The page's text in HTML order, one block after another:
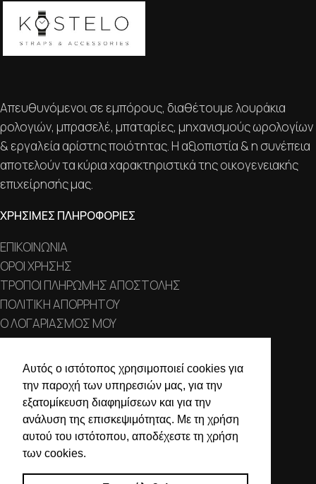
Αυτός ο ιστότοπος χρησιμοποιεί cookies για
την παροχή των υπηρεσιών μας, για την
εξατομίκευση διαφημίσεων και για την
ανάλυση της επισκεψιμότητας. Με τη χρήση
αυτού του ιστότοπου, αποδέχεστε τη χρήση
των cookies.
Απευθυνόμενοι σε εμπόρους, διαθέτουμε λουράκια
ρολογιών, μπρασελέ, μπαταρίες, μηχανισμούς ωρολογίων
& εργαλεία αρίστης ποιότητας. Η αξιοπιστία & η συνέπεια
αποτελούν τα κύρια χαρακτηριστικά της οικογενειακής
επιχείρησής μας.
ΧΡΗΣΙΜΕΣ ΠΛΗΡΟΦΟΡΙΕΣ
ΕΠΙΚΟΙΝΩΝΙΑ
ΟΡΟΙ ΧΡΗΣΗΣ
ΤΡΟΠΟΙ ΠΛΗΡΩΜΗΣ ΑΠΟΣΤΟΛΗΣ
ΠΟΛΙΤΙΚΗ ΑΠΟΡΡΗΤΟΥ
Ο ΛΟΓΑΡΙΑΣΜΟΣ ΜΟΥ
Χαλκιδικής 19, 546 43,
Θεσσαλονίκη
2310 839 188
2310 850 606